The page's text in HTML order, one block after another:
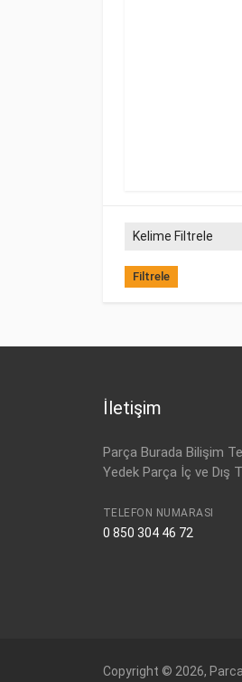
Filtrele
İletişim
Parça Burada Bilişim
Yedek Parça İç ve Dış
TELEFON NUMARASI
0 850 304 46 72
Copyright © 2026,